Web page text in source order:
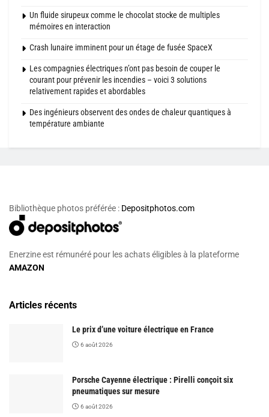
Un fluide sirupeux comme le chocolat stocke de multiples
mémoires en interaction
Crash lunaire imminent pour un étage de fusée SpaceX
Les compagnies électriques n’ont pas besoin de couper le
courant pour prévenir les incendies – voici 3 solutions
relativement rapides et abordables
Des ingénieurs observent des ondes de chaleur quantiques à
température ambiante
Bibliothèque photos préférée : Depositphotos.com
Enerzine est rémunéré pour les achats éligibles à la plateforme
AMAZON
Articles récents
Le prix d’une voiture électrique en France
6 août 2026
Porsche Cayenne électrique : Pirelli conçoit six
pneumatiques sur mesure
6 août 2026